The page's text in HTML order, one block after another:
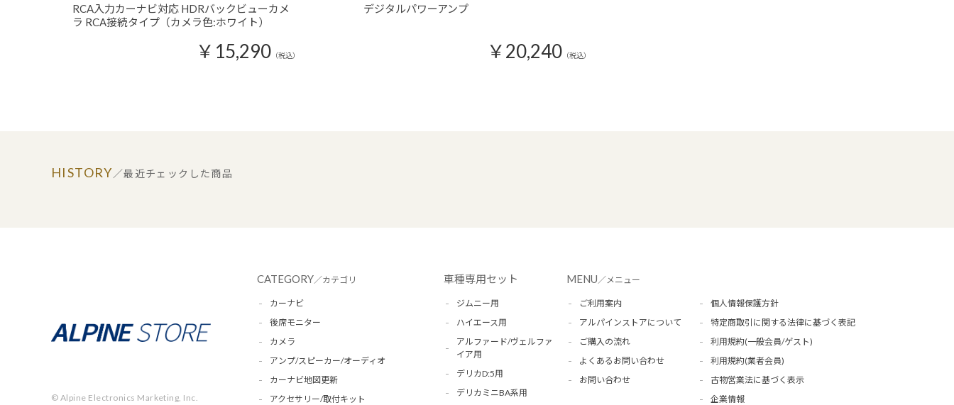
RCA入力カーナビ対応 HDRバックビューカメ
ラ RCA接続タイプ（カメラ色:ホワイト）
￥15,290 （税込）
デジタルパワーアンプ
￥20,240 （税込）
HISTORY／最近チェックした商品
© Alpine Electronics Marketing, Inc.
CATEGORY／カテゴリ
カーナビ
後席モニター
カメラ
アンプ/スピーカー/オーディオ
カーナビ地図更新
アクセサリー/取付キット
車種専用セット
ジムニー用
ハイエース用
アルファード/ヴェルファ
イア用
デリカD:5用
デリカミニBA系用
MENU／メニュー
ご利用案内
アルパインストアについて
ご購入の流れ
よくあるお問い合わせ
お問い合わせ
個人情報保護方針
特定商取引に関する法律に基づく表記
利用規約(一般会員/ゲスト)
利用規約(業者会員)
古物営業法に基づく表示
企業情報